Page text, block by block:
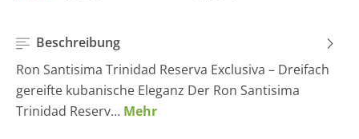
Beschreibung
Ron Santisima Trinidad Reserva Exclusiva – Dreifach
gereifte kubanische Eleganz Der Ron Santisima
Trinidad Reserv… Mehr